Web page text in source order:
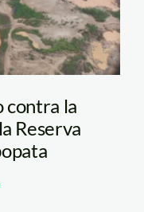
contra la
Reserva